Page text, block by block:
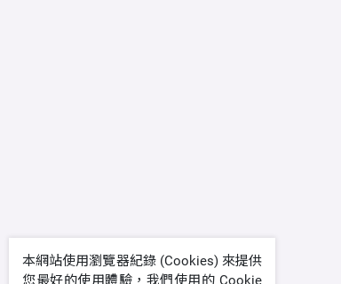
本網站使用瀏覽器紀錄 (Cookies) 來提供
您最好的使用體驗，我們使用的 Cookie